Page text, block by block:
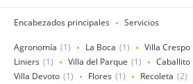
Encabezados principales Servicios
Agronomía (1) La Boca (1) Villa Crespo
Liniers (1) Villa del Parque (1) Caballito
Villa Devoto (1) Flores (1) Recoleta (2)